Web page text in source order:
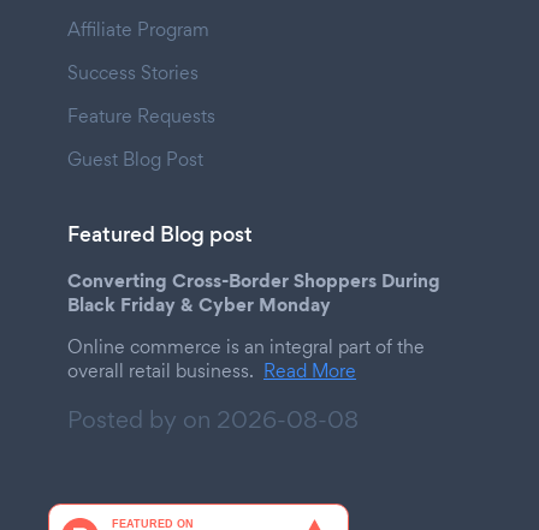
Affiliate Program
Success Stories
Feature Requests
Guest Blog Post
Featured Blog post
Converting Cross-Border Shoppers During
Black Friday & Cyber Monday
Online commerce is an integral part of the
overall retail business. Read More
Posted by on 2026-08-08